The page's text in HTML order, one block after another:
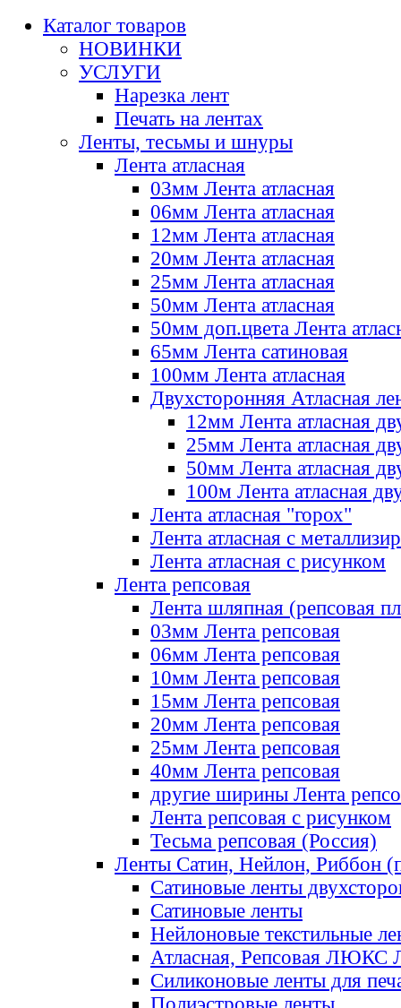
Каталог товаров
НОВИНКИ
УСЛУГИ
Нарезка лент
Печать на лентах
Ленты, тесьмы и шнуры
Лента атласная
03мм Лента атласная
06мм Лента атласная
12мм Лента атласная
20мм Лента атласная
25мм Лента атласная
50мм Лента атласная
50мм доп.цвета Лента
65мм Лента сатиновая
100мм Лента атласная
Двухсторонняя Атласная
12мм Лента атласная
25мм Лента атласная
50мм Лента атласная
100м Лента атласная
Лента атласная "горох"
Лента атласная с
Лента атласная с рисунком
Лента репсовая
Лента шляпная (репсовая
03мм Лента репсовая
06мм Лента репсовая
10мм Лента репсовая
15мм Лента репсовая
20мм Лента репсовая
25мм Лента репсовая
40мм Лента репсовая
другие ширины Лента
Лента репсовая с рисунком
Тесьма репсовая (Россия)
Ленты Сатин, Нейлон, Риббон
Сатиновые ленты
Сатиновые ленты
Нейлоновые текстильные
Атласная, Репсовая ЛЮКС
Силиконовые ленты для